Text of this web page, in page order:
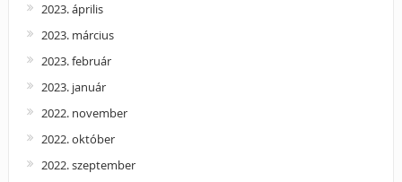
2023. április
2023. március
2023. február
2023. január
2022. november
2022. október
2022. szeptember